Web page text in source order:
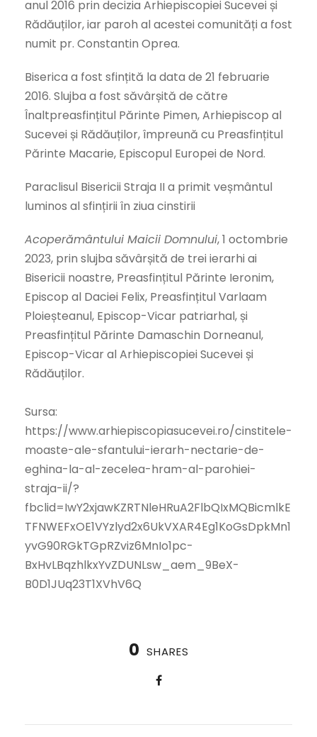
anul 2016 prin decizia Arhiepiscopiei Sucevei și
Rădăuților, iar paroh al acestei comunități a fost
numit pr. Constantin Oprea.
Biserica a fost sfințită la data de 21 februarie
2016. Slujba a fost săvârșită de către
Înaltpreasfințitul Părinte Pimen, Arhiepiscop al
Sucevei și Rădăuților, împreună cu Preasfințitul
Părinte Macarie, Episcopul Europei de Nord.
Paraclisul Bisericii Straja II a primit veșmântul
luminos al sfințirii în ziua cinstirii
Acoperământului Maicii Domnului, 1 octombrie
2023, prin slujba săvârșită de trei ierarhi ai
Bisericii noastre, Preasfințitul Părinte Ieronim,
Episcop al Daciei Felix, Preasfințitul Varlaam
Ploieșteanul, Episcop-Vicar patriarhal, și
Preasfințitul Părinte Damaschin Dorneanul,
Episcop-Vicar al Arhiepiscopiei Sucevei și
Rădăuților.
Sursa:
https://www.arhiepiscopiasucevei.ro/cinstitele-
moaste-ale-sfantului-ierarh-nectarie-de-
eghina-la-al-zecelea-hram-al-parohiei-
straja-ii/?
fbclid=IwY2xjawKZRTNleHRuA2FlbQIxMQBicmlkE
TFNWEFxOE1VYzlyd2x6UkVXAR4Eg1KoGsDpkMn1
yvG90RGkTGpRZviz6MnIo1pc-
BxHvLBqzhlkxYvZDUNLsw_aem_9BeX-
B0D1JUq23T1XVhV6Q
0 SHARES